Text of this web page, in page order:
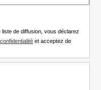
de diffusion, vous déclarez
et acceptez de